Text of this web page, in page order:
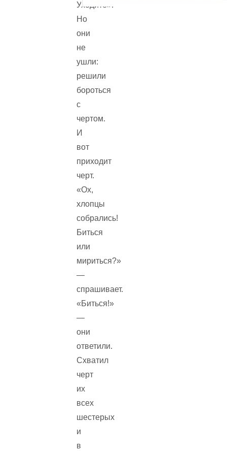
Уходите».
Но
они
не
ушли:
решили
бороться
с
чертом.
И
вот
приходит
черт.
«Ох,
хлопцы
собрались!
Биться
или
мириться?»
—
спрашивает.
«Биться!»
—
они
ответили.
Схватил
черт
их
всех
шестерых
и
в